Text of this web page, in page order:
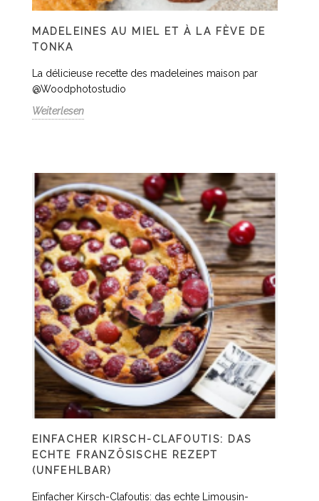
MADELEINES AU MIEL ET À LA FÈVE DE
TONKA
La délicieuse recette des madeleines maison par
@Woodphotostudio
Weiterlesen
EINFACHER KIRSCH-CLAFOUTIS: DAS
ECHTE FRANZÖSISCHE REZEPT
(UNFEHLBAR)
Einfacher Kirsch-Clafoutis: das echte Limousin-